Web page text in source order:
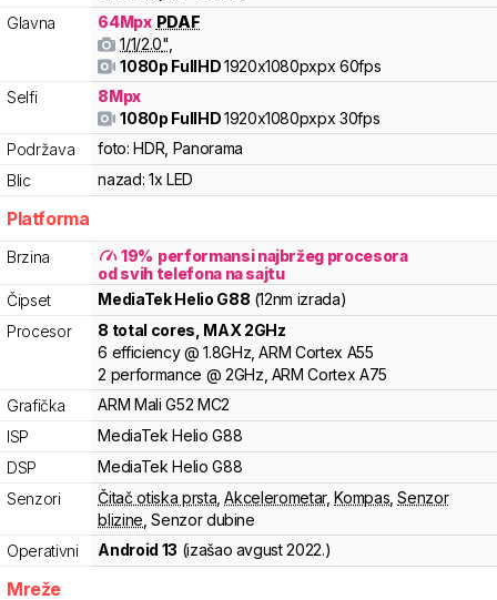
Glavna
64Mpx PDAF
1/1/2.0"
1080p FullHD1920x1080pxpx60fps
Selfi
8Mpx
1080p FullHD1920x1080pxpx30fps
Podržava
foto: HDR, Panorama
Blic
nazad: 1x LED
Platforma
Brzina 19% performansi najbržeg procesora
od svih telefona na sajtu
Čipset
MediaTekHelio G88 (12nm izrada)
Procesor
8 total cores , MAX 2GHz
6 efficiency @ 1.8GHz,ARM Cortex A55
2 performance @ 2GHz, ARM Cortex A75
Grafička
ARM Mali G52 MC2
ISP
MediaTek Helio G88
DSP
MediaTek Helio G88
Senzori
Čitač otiska prsta ,Akcelerometar,Kompas ,Senzor
blizine ,Senzor dubine
Operativni
Android 13 (izašao avgust 2022.)
Mreže